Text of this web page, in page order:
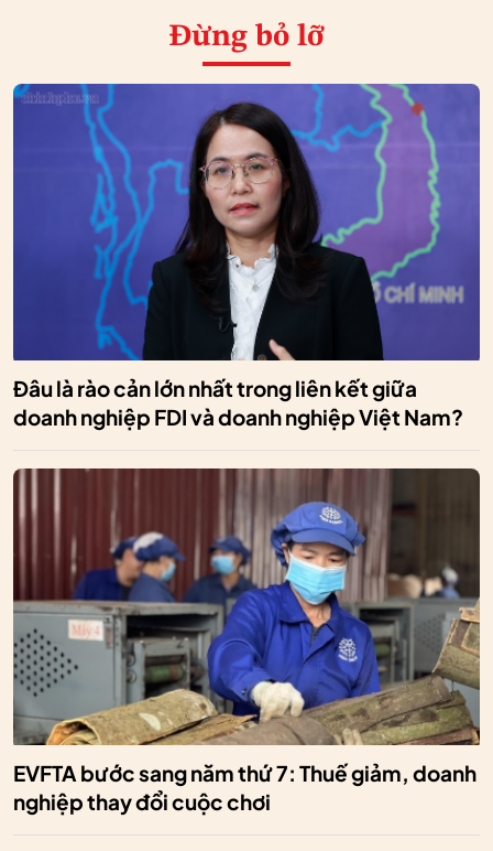
Đừng bỏ lỡ
Đâu là rào cản lớn nhất trong liên kết giữa
doanh nghiệp FDI và doanh nghiệp Việt Nam?
EVFTA bước sang năm thứ 7: Thuế giảm, doanh
nghiệp thay đổi cuộc chơi